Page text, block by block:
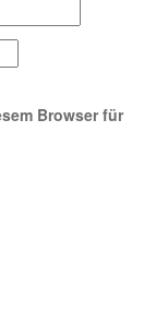
Browser für